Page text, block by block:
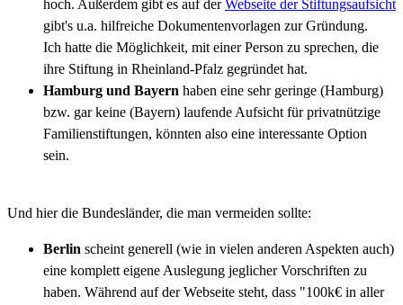
hoch. Außerdem gibt es auf derWebseite der Stiftungsaufsicht
gibt's u.a. hilfreiche Dokumentenvorlagen zur Gründung.
Ich hatte die Möglichkeit, mit einer Person zu sprechen, die
ihre Stiftung in Rheinland-Pfalz gegründet hat.
Hamburg und Bayern haben eine sehr geringe (Hamburg)
bzw. gar keine (Bayern) laufende Aufsicht für privatnützige
Familienstiftungen, könnten also eine interessante Option
sein.
Und hier die Bundesländer, die man vermeiden sollte:
Berlin scheint generell (wie in vielen anderen Aspekten auch)
eine komplett eigene Auslegung jeglicher Vorschriften zu
haben. Während auf der Webseite steht, dass "100k€ in aller